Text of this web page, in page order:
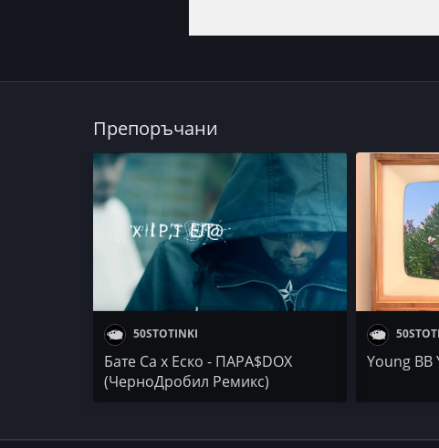
Препоръчани
50STOTINKI
Бате Са x Еско - ПАРА$DOX
(ЧерноДробил Ремикс)
Young